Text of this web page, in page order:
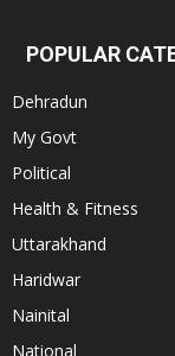
POPULAR
Dehradun
My Govt
Political
Health & Fitness
Uttarakhand
Haridwar
Nainital
National